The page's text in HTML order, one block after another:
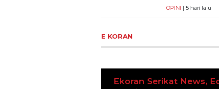
OPINI | 5 hari lalu
E KORAN